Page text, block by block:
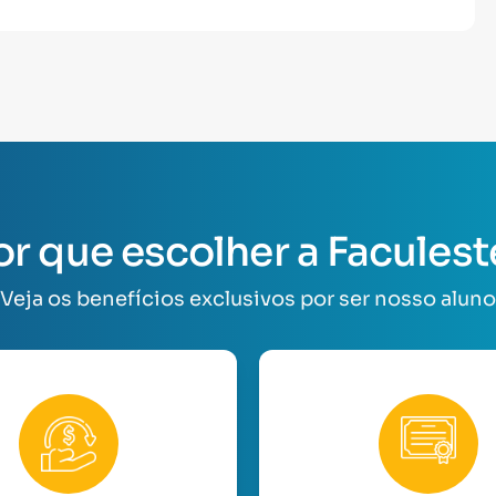
que escolher a
Veja os benefícios exclusivos por ser nosso aluno